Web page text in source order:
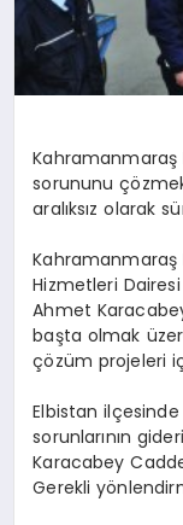
Kahramanmaraş
sorununu
aralıksız olarak
Kahramanmaraş
Hizmetleri Dairesi
Ahmet
başta olmak
çözüm projeleri
Elbistan
sorunlarının
Karacabey
Gerekli